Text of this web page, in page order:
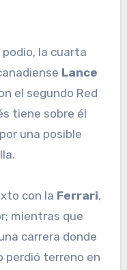
la cuarta
Lance
el segundo Red
tiene sobre él
una posible
con la Ferrari,
mientras que
carrera donde
perdió terreno en